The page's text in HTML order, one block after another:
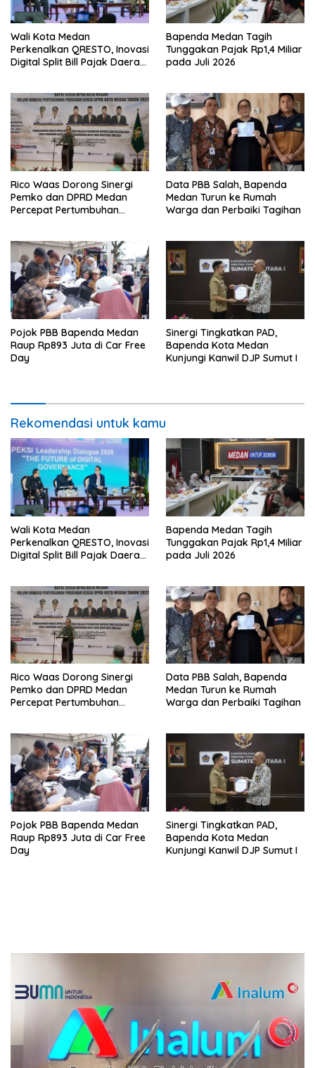
Wali Kota Medan
Perkenalkan QRESTO, Inovasi
Digital Split Bill Pajak Daerah
2026
Bapenda Medan Tagih
Tunggakan Pajak Rp1,4 Miliar
pada Juli 2026
Rico Waas Dorong Sinergi
Pemko dan DPRD Medan
Percepat Pertumbuhan
Data PBB Salah, Bapenda
Medan Turun ke Rumah
Warga dan Perbaiki Tagihan
Pojok PBB Bapenda Medan
Raup Rp893 Juta di Car Free
Day
Sinergi Tingkatkan PAD,
Bapenda Kota Medan
Kunjungi Kanwil DJP Sumut I
Rekomendasi untuk kamu
Wali Kota Medan
Perkenalkan QRESTO, Inovasi
Digital Split Bill Pajak Daerah
2026
Bapenda Medan Tagih
Tunggakan Pajak Rp1,4 Miliar
pada Juli 2026
Rico Waas Dorong Sinergi
Pemko dan DPRD Medan
Percepat Pertumbuhan
Data PBB Salah, Bapenda
Medan Turun ke Rumah
Warga dan Perbaiki Tagihan
Pojok PBB Bapenda Medan
Raup Rp893 Juta di Car Free
Day
Sinergi Tingkatkan PAD,
Bapenda Kota Medan
Kunjungi Kanwil DJP Sumut I